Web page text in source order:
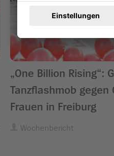
„One Billion Rising“:
Tanzflashmob gegen
Frauen in Freiburg
Wochenbericht